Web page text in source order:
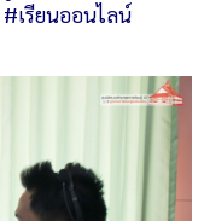
#เรียนออนไลน์